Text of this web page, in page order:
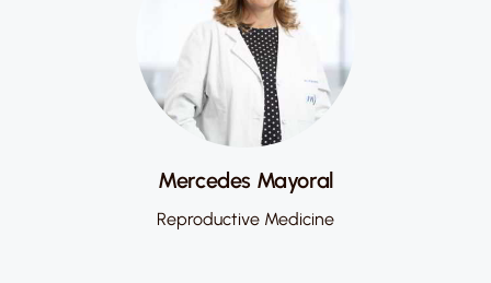
Mercedes Mayoral
Reproductive Medicine